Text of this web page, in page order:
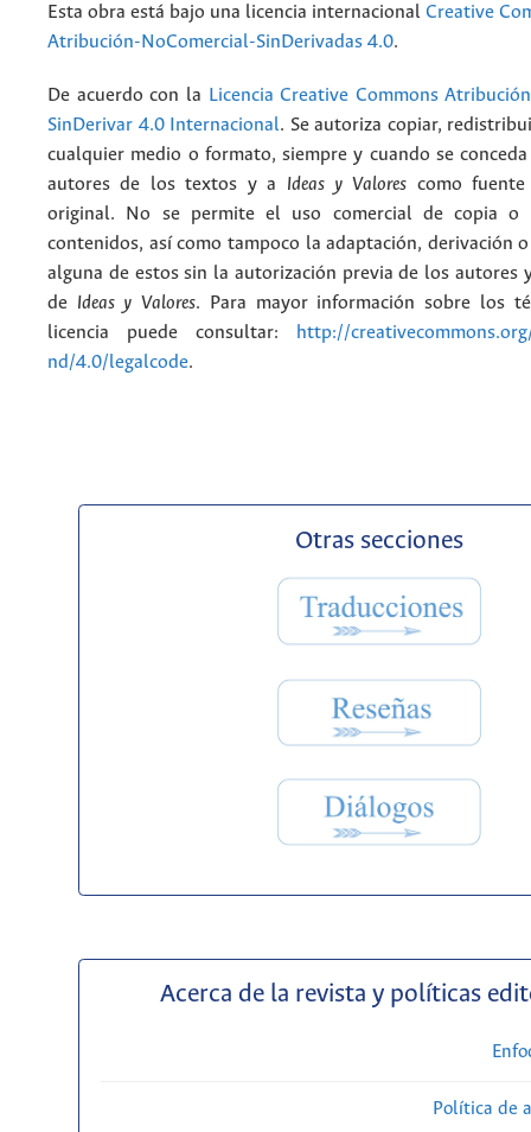
Esta obra está bajo una licencia internacional Creative
Atribución-NoComercial-SinDerivadas 4.0.
De acuerdo con la Licencia Creative Commons
SinDerivar 4.0 Internacional. Se autoriza copiar,
cualquier medio o formato, siempre y cuando se
autores de los textos y a Ideas y Valores como
original. No se permite el uso comercial de copia o
contenidos, así como tampoco la adaptación, derivación
alguna de estos sin la autorización previa de los autores
de Ideas y Valores. Para mayor información sobre los
licencia puede consultar:
http://
nd/4.0/legalcode.
Otras secciones
Acerca de la revista y políticas
Política de